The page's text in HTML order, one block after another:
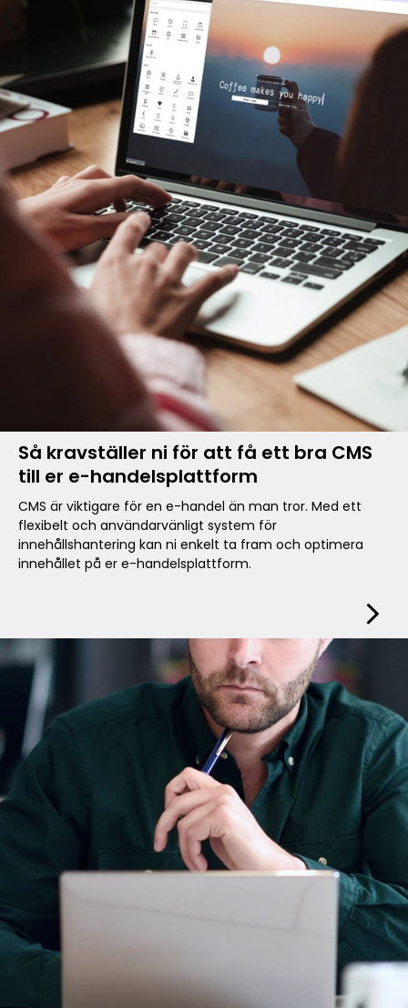
Så kravställer ni för att få ett bra CMS
till er e-handelsplattform
CMS är viktigare för en e-handel än man tror. Med ett
flexibelt och användarvänligt system för
innehållshantering kan ni enkelt ta fram och optimera
innehållet på er e-handelsplattform.